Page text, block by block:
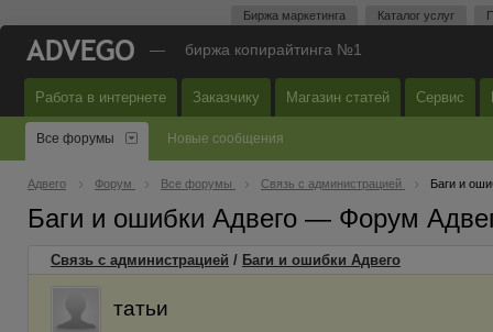
Биржа маркетинга Каталог услуг
— биржа копирайтинга №1
Работа в интернете Заказчику Магазин статей Сервис
Все форумы Новые сообщения
Адвего Форум Все форумы Связь с администрацией Баги и
Баги и ошибки Адвего — Форум
Связь с администрацией / Баги и ошибки Адвего
татьи